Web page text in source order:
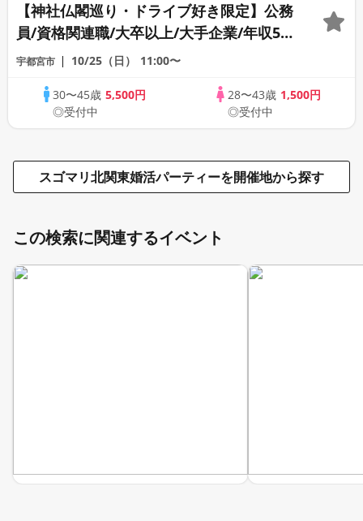
【神社仏閣巡り・ドライブ好き限定】公務
員/資格関連職/大卒以上/大手企業/年収500
万以上より1つ以上該当する男性
宇都宮市 10/25（日） 11:00〜
30〜45歳5,500円
◎受付中
28〜43歳 1,500円
◎受付中
スゴマリ北関東婚活パーティーを開催地から探す
この検索に関連するイベント